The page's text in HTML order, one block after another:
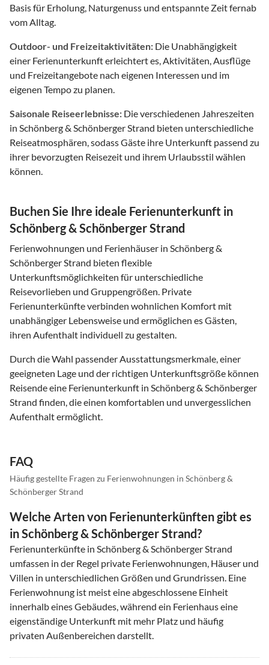
Basis für Erholung, Naturgenuss und entspannte Zeit fernab
vom Alltag.
Outdoor- und Freizeitaktivitäten: Die Unabhängigkeit
einer Ferienunterkunft erleichtert es, Aktivitäten, Ausflüge
und Freizeitangebote nach eigenen Interessen und im
eigenen Tempo zu planen.
Saisonale Reiseerlebnisse: Die verschiedenen Jahreszeiten
in Schönberg & Schönberger Strand bieten unterschiedliche
Reiseatmosphären, sodass Gäste ihre Unterkunft passend zu
ihrer bevorzugten Reisezeit und ihrem Urlaubsstil wählen
können.
Buchen Sie Ihre ideale Ferienunterkunft in
Schönberg & Schönberger Strand
Ferienwohnungen und Ferienhäuser in Schönberg &
Schönberger Strand bieten flexible
Unterkunftsmöglichkeiten für unterschiedliche
Reisevorlieben und Gruppengrößen. Private
Ferienunterkünfte verbinden wohnlichen Komfort mit
unabhängiger Lebensweise und ermöglichen es Gästen,
ihren Aufenthalt individuell zu gestalten.
Durch die Wahl passender Ausstattungsmerkmale, einer
geeigneten Lage und der richtigen Unterkunftsgröße können
Reisende eine Ferienunterkunft in Schönberg & Schönberger
Strand finden, die einen komfortablen und unvergesslichen
Aufenthalt ermöglicht.
FAQ
Häufig gestellte Fragen zu Ferienwohnungen in Schönberg &
Schönberger Strand
Welche Arten von Ferienunterkünften gibt es
in Schönberg & Schönberger Strand?
Ferienunterkünfte in Schönberg & Schönberger Strand
umfassen in der Regel private Ferienwohnungen, Häuser und
Villen in unterschiedlichen Größen und Grundrissen. Eine
Ferienwohnung ist meist eine abgeschlossene Einheit
innerhalb eines Gebäudes, während ein Ferienhaus eine
eigenständige Unterkunft mit mehr Platz und häufig
privaten Außenbereichen darstellt.